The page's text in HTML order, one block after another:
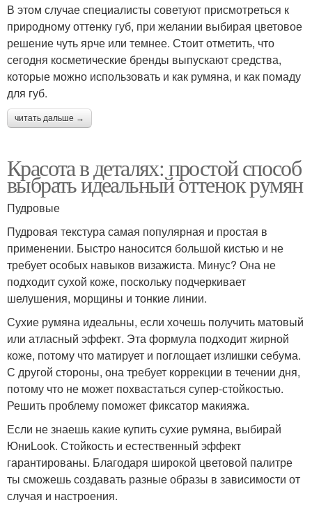
В этом случае специалисты советуют присмотреться к
природному оттенку губ, при желании выбирая цветовое
решение чуть ярче или темнее. Стоит отметить, что
сегодня косметические бренды выпускают средства,
которые можно использовать и как румяна, и как помаду
для губ.
читать дальше →
Красота в деталях: простой способ
выбрать идеальный оттенок румян
Пудровые
Пудровая текстура самая популярная и простая в
применении. Быстро наносится большой кистью и не
требует особых навыков визажиста. Минус? Она не
подходит сухой коже, поскольку подчеркивает
шелушения, морщины и тонкие линии.
Сухие румяна идеальны, если хочешь получить матовый
или атласный эффект. Эта формула подходит жирной
коже, потому что матирует и поглощает излишки себума.
С другой стороны, она требует коррекции в течении дня,
потому что не может похвастаться супер-стойкостью.
Решить проблему поможет фиксатор макияжа.
Если не знаешь какие купить сухие румяна, выбирай
ЮниLook. Стойкость и естественный эффект
гарантированы. Благодаря широкой цветовой палитре
ты сможешь создавать разные образы в зависимости от
случая и настроения.